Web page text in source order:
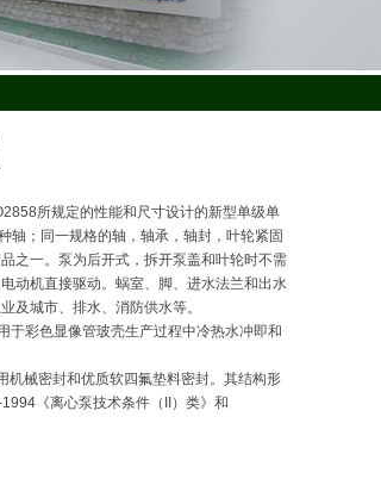
所规定的性能和尺寸设计的新型单级单
轴；同一规格的轴，轴承，轴封，叶轮紧固
之一。泵为后开式，拆开泵盖和叶轮时不需
动机直接驱动。蜗室、脚、进水法兰和出水
及城市、排水、消防供水等。
于彩色显像管玻壳生产过程中冷热水冲即和
机械密封和优质软四氟垫料密封。其结构形
《离心泵技术条件（II）类》和